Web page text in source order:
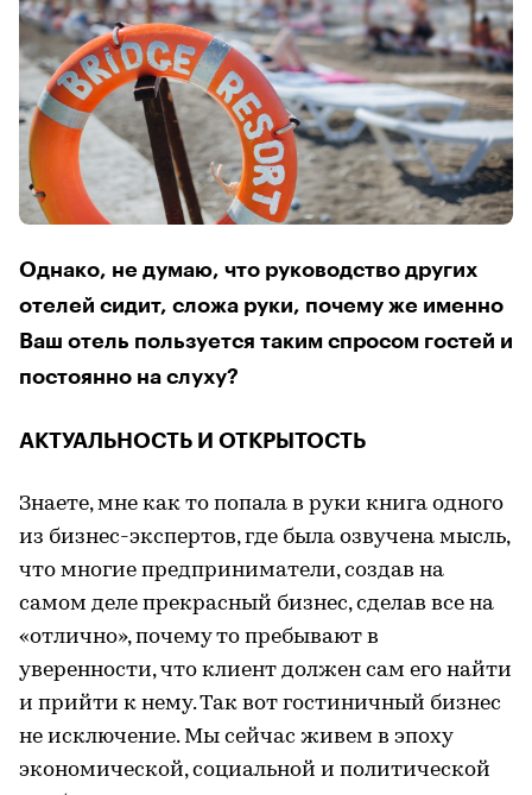
Однако, не думаю, что руководство других
отелей сидит, сложа руки, почему же именно
Ваш отель пользуется таким спросом гостей и
постоянно на слуху?
АКТУАЛЬНОСТЬ И ОТКРЫТОСТЬ
Знаете, мне как то попала в руки книга одного
из бизнес-экспертов, где была озвучена мысль,
что многие предприниматели, создав на
самом деле прекрасный бизнес, сделав все на
«отлично», почему то пребывают в
уверенности, что клиент должен сам его найти
и прийти к нему. Так вот гостиничный бизнес
не исключение. Мы сейчас живем в эпоху
экономической, социальной и политической